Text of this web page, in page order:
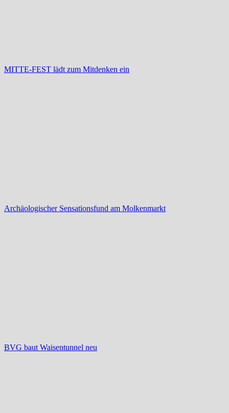
MITTE-FEST lädt zum Mitdenken ein
Archäologischer Sensationsfund am Molkenmarkt
BVG baut Waisentunnel neu